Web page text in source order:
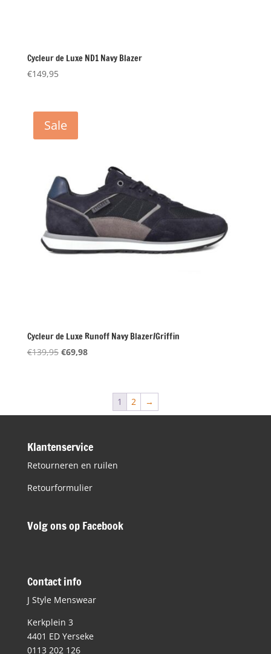
Cycleur de Luxe ND1 Navy Blazer
€149,95
Sale
Cycleur de Luxe Runoff Navy Blazer/Griffin
€139,95 Oorspronkelijke
€69,98Huidige
€69,98.
1 2 →
Klantenservice
Retourneren en ruilen
Retourformulier
Volg ons op Facebook
Contact info
J Style Menswear
Kerkplein 3
4401 ED Yerseke
0113 202 126